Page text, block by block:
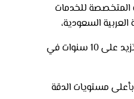
المتخصصة للخدمات
السعودية،
حيث تمتلك الشركة خبرات واسعة تزيد على 10 سنوات في
مستويات الدقة